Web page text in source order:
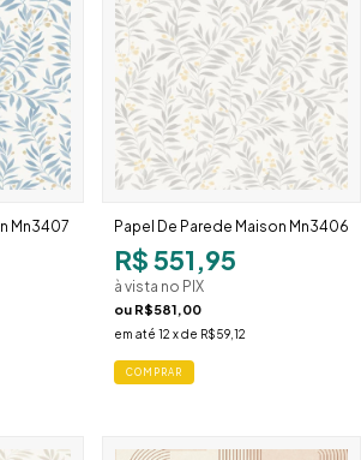
Mn3407 Papel De Parede Maison Mn3406
R$ 551,95
à vista no PIX
ou R$581,00
em até 12 x de R$59,12